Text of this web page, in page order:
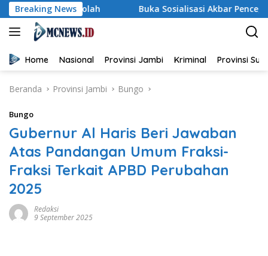
Langsung
ke
konten
Breaking NewsBuka Sosialisasi Akbar Pencegahan IRET, TCC,
Home Nasional Provinsi Jambi Kriminal Provinsi
Beranda Provinsi Jambi Bungo
Bungo
Gubernur Al Haris Beri Jawaban
Atas Pandangan Umum Fraksi-
Fraksi Terkait APBD Perubahan
2025
Redaksi
9 September 2025